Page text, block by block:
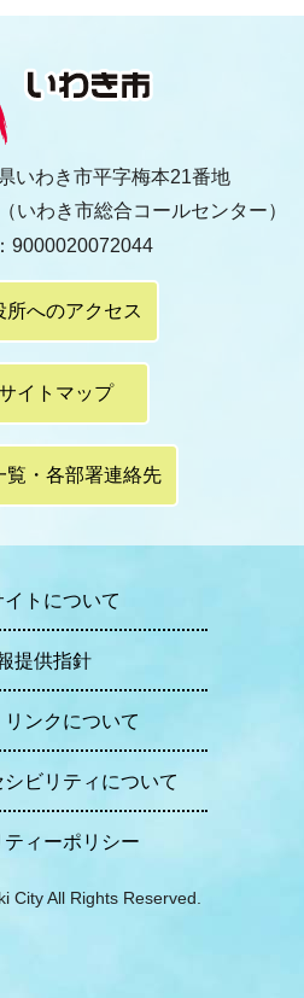
いわき市平字梅本21番地
（いわき市総合コールセンター）
9000020072044
所へのアクセス
イトマップ
覧・各部署連絡先
イトについて
提供指針
ンクについて
ビリティについて
ティーポリシー
City All Rights Reserved.